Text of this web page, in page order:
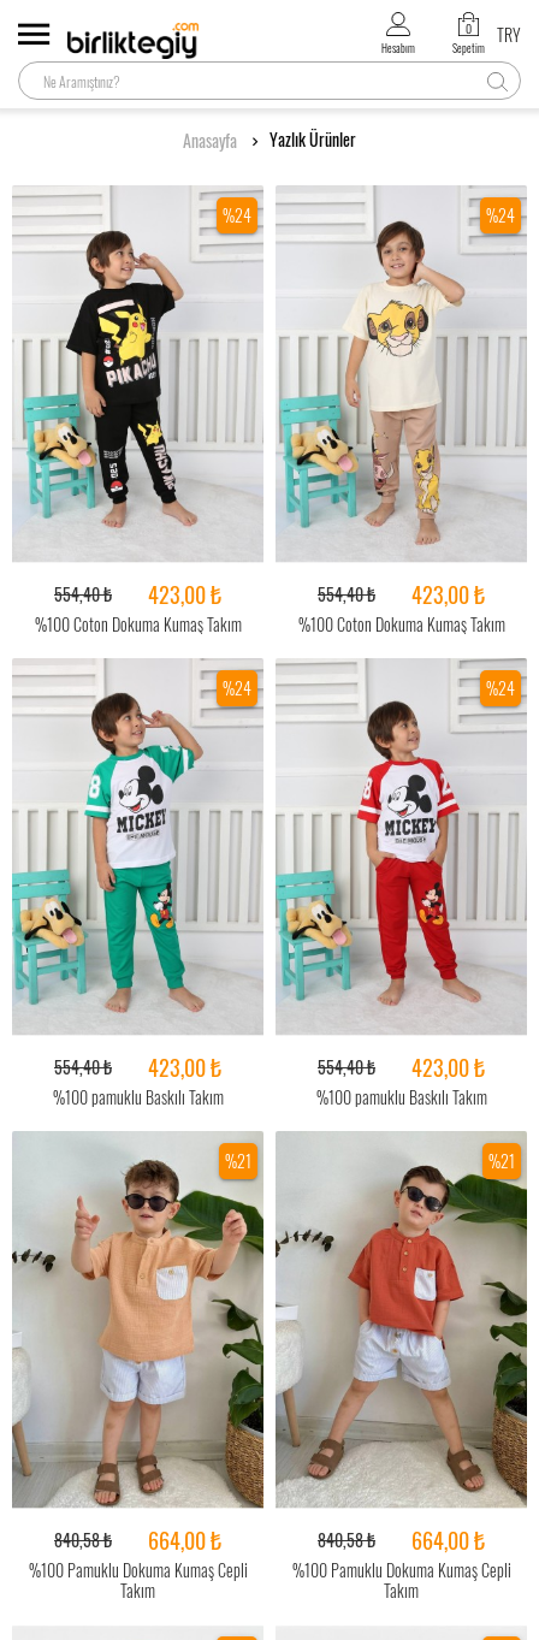
Hesabım
0
Sepetim
TRY
Anasayfa Yazlık Ürünler
%24
554,40 ₺ 423,00 ₺
%100 Coton Dokuma Kumaş Takım
%24
554,40 ₺ 423,00 ₺
%100 Coton Dokuma Kumaş Takım
%24
554,40 ₺ 423,00 ₺
%100 pamuklu Baskılı Takım
%24
554,40 ₺ 423,00 ₺
%100 pamuklu Baskılı Takım
%21
840,58 ₺ 664,00 ₺
%100 Pamuklu Dokuma Kumaş Cepli
Takım
%21
840,58 ₺ 664,00 ₺
%100 Pamuklu Dokuma Kumaş Cepli
Takım